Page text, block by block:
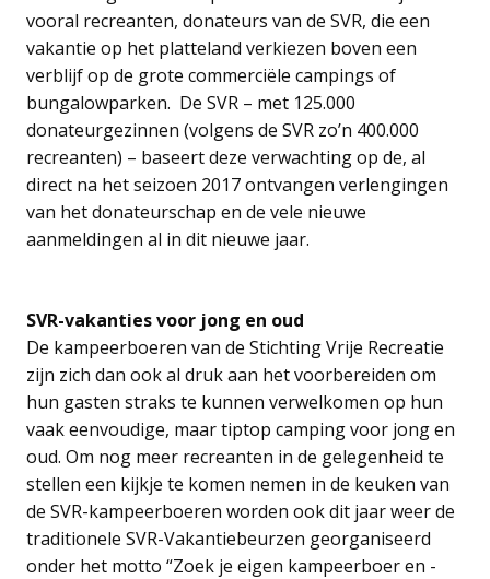
vooral recreanten, donateurs van de SVR, die een
vakantie op het platteland verkiezen boven een
verblijf op de grote commerciële campings of
bungalowparken. De SVR – met 125.000
donateurgezinnen (volgens de SVR zo’n 400.000
recreanten) – baseert deze verwachting op de, al
direct na het seizoen 2017 ontvangen verlengingen
van het donateurschap en de vele nieuwe
aanmeldingen al in dit nieuwe jaar.
SVR-vakanties voor jong en oud
De kampeerboeren van de Stichting Vrije Recreatie
zijn zich dan ook al druk aan het voorbereiden om
hun gasten straks te kunnen verwelkomen op hun
vaak eenvoudige, maar tiptop camping voor jong en
oud. Om nog meer recreanten in de gelegenheid te
stellen een kijkje te komen nemen in de keuken van
de SVR-kampeerboeren worden ook dit jaar weer de
traditionele SVR-Vakantiebeurzen georganiseerd
onder het motto “Zoek je eigen kampeerboer en -